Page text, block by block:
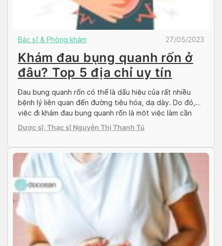
Bác sĩ & Phòng khám 27/05/2023
Khám đau bụng quanh rốn ở
đâu? Top 5 địa chỉ uy tín
Đau bụng quanh rốn có thể là dấu hiệu của rất nhiều
bệnh lý liên quan đến đường tiêu hóa, dạ dày. Do đó,
việc đi khám đau bụng quanh rốn là một việc làm cần
thiết để các bác sĩ có thể chẩn đoán chính xác bệnh
tình, từ đó tìm ra được hướng […]
Dược sĩ, Thạc sĩ Nguyễn Thị Thanh Tú